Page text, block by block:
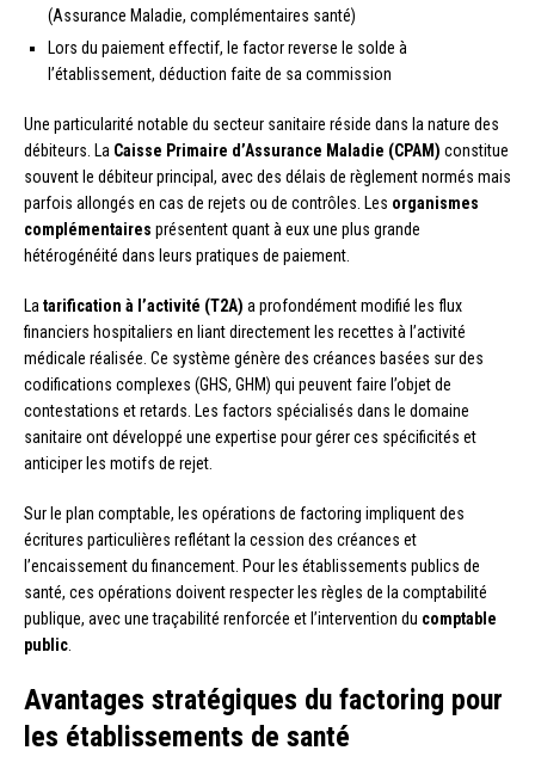
(Assurance Maladie, complémentaires santé)
Lors du paiement effectif, le factor reverse le solde à
l’établissement, déduction faite de sa commission
Une particularité notable du secteur sanitaire réside dans la nature des
débiteurs. La Caisse Primaire d’Assurance Maladie (CPAM) constitue
souvent le débiteur principal, avec des délais de règlement normés mais
parfois allongés en cas de rejets ou de contrôles. Les organismes
complémentaires présentent quant à eux une plus grande
hétérogénéité dans leurs pratiques de paiement.
La tarification à l’activité (T2A) a profondément modifié les flux
financiers hospitaliers en liant directement les recettes à l’activité
médicale réalisée. Ce système génère des créances basées sur des
codifications complexes (GHS, GHM) qui peuvent faire l’objet de
contestations et retards. Les factors spécialisés dans le domaine
sanitaire ont développé une expertise pour gérer ces spécificités et
anticiper les motifs de rejet.
Sur le plan comptable, les opérations de factoring impliquent des
écritures particulières reflétant la cession des créances et
l’encaissement du financement. Pour les établissements publics de
santé, ces opérations doivent respecter les règles de la comptabilité
publique, avec une traçabilité renforcée et l’intervention du comptable
public
Avantages stratégiques du factoring pour
les établissements de santé